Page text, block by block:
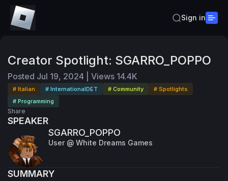
Sign in
Creator Spotlight: SGARRO_POPPO
Posted Jul 19, 2024 Views 14.4K
# Italian # InternationalDET # Community
# Spotlights
# Programming
Share
SPEAKER
SGARRO_POPPO
User @ White Dreams Games
SUMMARY